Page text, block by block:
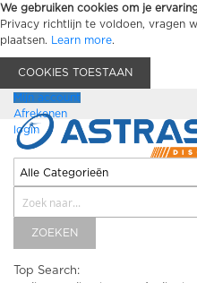
We gebruiken cookies om je
Privacy richtlijn te voldoen, vragen
plaatsen.
Learn more.
COOKIES TOESTAAN
Mijn account
Afrekenen
login
ZOEKEN
Top Search: